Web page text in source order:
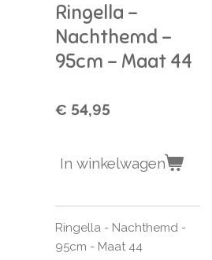
Ringella -
Nachthemd -
95cm - Maat 44
€ 54,95
In winkelwagen
Ringella - Nachthemd -
95cm - Maat 44